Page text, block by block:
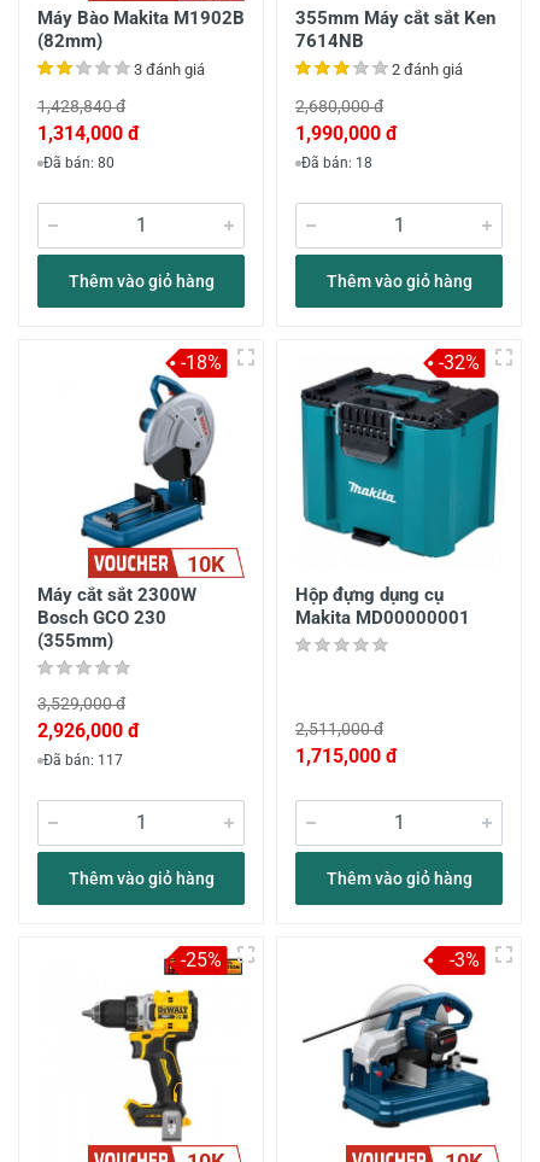
Máy Bào Makita M1902B
(82mm)
3 đánh giá
1,428,840 đ
1,314,000 đ
Đã bán: 80
Thêm vào giỏ hàng
355mm Máy cắt sắt Ken
7614NB
2 đánh giá
2,680,000 đ
1,990,000 đ
Đã bán: 18
Thêm vào giỏ hàng
10K
Máy cắt sắt 2300W
Bosch GCO 230
(355mm)
3,529,000 đ
2,926,000 đ
Đã bán: 117
Thêm vào giỏ hàng
-18%
Hộp đựng dụng cụ
Makita MD00000001
2,511,000 đ
1,715,000 đ
Thêm vào giỏ hàng
-32%
-25% -3%